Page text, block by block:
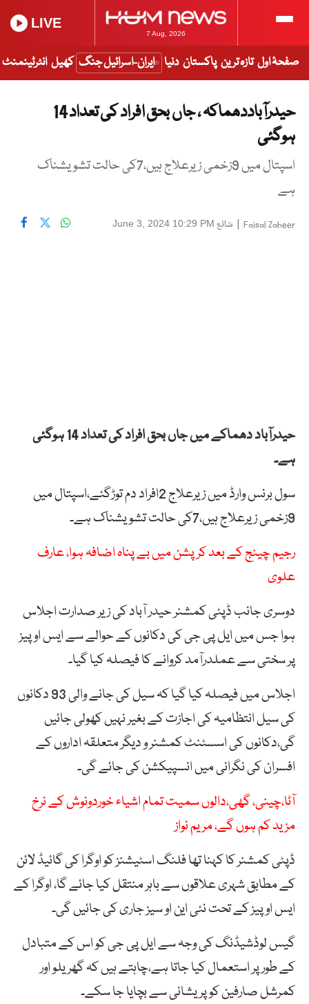
7 Aug, 2026
LIVE
صفحۂ اول تازہ ترین پاکستان دنیا ایران-اسرائیل جنگ کھیل انٹرٹینمنٹ
حیدرآباددھماکہ ، جاں بحق افراد کی تعداد 14
ہوگئی
اسپتال میں 9زخمی زیرعلاج ہیں،7کی حالت تشویشناک
ہے
Faisal Zaheer
| شائع June 3, 2024 10:29 PM
حیدرآباد دھماکے میں جاں بحق افراد کی تعداد 14 ہوگئی
ہے۔
سول برنس وارڈ میں زیرعلاج 2افراد دم توڑگئے،اسپتال میں
9زخمی زیرعلاج ہیں،7کی حالت تشویشناک ہے۔
رجیم چینج کے بعد کرپشن میں بے پناہ اضافہ ہوا، عارف
علوی
دوسری جانب ڈپٹی کمشنر حیدر آباد کی زیر صدارت اجلاس
ہوا جس میں ایل پی جی کی دکانوں کے حوالے سے ایس او پیز
پر سختی سے عملدرآمد کروانے کا فیصلہ کیا گیا۔
اجلاس میں فیصلہ کیا گیا کہ سیل کی جانے والی 93 دکانوں
کی سیل انتظامیہ کی اجازت کے بغیر نہیں کھولی جائیں
گی،دکانوں کی اسسٹنٹ کمشنر و دیگر متعلقہ اداروں کے
افسران کی نگرانی میں انسپیکشن کی جائے گی۔
آٹا،چینی، گھی،دالوں سمیت تمام اشیاء خوردونوش کے نرخ
مزید کم ہوں گے، مریم نواز
ڈپٹی کمشنر کا کہنا تھا فلنگ اسٹیشنز کو اوگرا کی گائیڈ لائن
کے مطابق شہری علاقوں سے باہر منتقل کیا جائے گا، اوگرا کے
ایس او پیز کے تحت نئی این او سیز جاری کی جائیں گی۔
گیس لوڈشیڈنگ کی وجہ سے ایل پی جی کو اس کے متبادل
کے طور پر استعمال کیا جاتا ہے،چاہتے ہیں کہ گھریلو اور
کمرشل صارفین کو پریشانی سے بچایا جا سکے۔